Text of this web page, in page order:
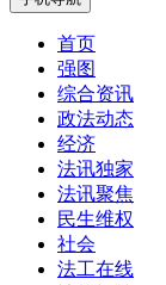
首页
强图
综合资讯
政法动态
经济
法讯独家
法讯聚焦
民生维权
社会
法工在线